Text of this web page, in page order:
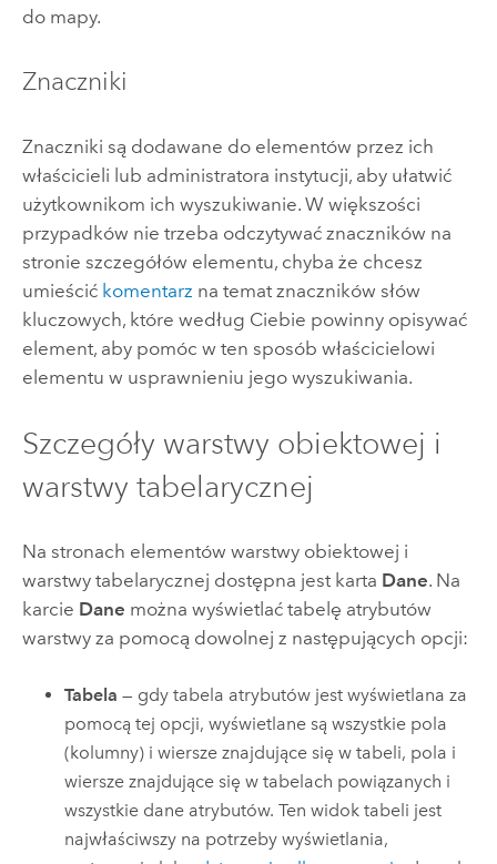
do mapy.
Znaczniki
Znaczniki są dodawane do elementów przez ich
właścicieli lub administratora instytucji, aby ułatwić
użytkownikom ich wyszukiwanie. W większości
przypadków nie trzeba odczytywać znaczników na
stronie szczegółów elementu, chyba że chcesz
umieścić komentarz na temat znaczników słów
kluczowych, które według Ciebie powinny opisywać
element, aby pomóc w ten sposób właścicielowi
elementu w usprawnieniu jego wyszukiwania.
Szczegóły warstwy obiektowej i
warstwy tabelarycznej
Na stronach elementów warstwy obiektowej i
warstwy tabelarycznej dostępna jest karta Dane. Na
karcie Dane można wyświetlać tabelę atrybutów
warstwy za pomocą dowolnej z następujących opcji:
Tabela — gdy tabela atrybutów jest wyświetlana za
pomocą tej opcji, wyświetlane są wszystkie pola
(kolumny) i wiersze znajdujące się w tabeli, pola i
wiersze znajdujące się w tabelach powiązanych i
wszystkie dane atrybutów. Ten widok tabeli jest
najwłaściwszy na potrzeby wyświetlania,